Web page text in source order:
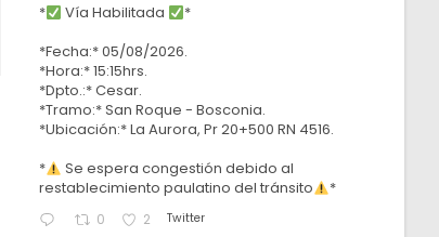
* Vía Habilitada
*
*Fecha:* 05/08/2026.
*Hora:* 15:15hrs.
*Dpto.:* Cesar.
*Tramo:* San Roque - Bosconia.
*Ubicación:* La Aurora, Pr 20+500 RN 4516.
*
Se espera congestión debido al
restablecimiento paulatino del tránsito
*
0 2 Twitter